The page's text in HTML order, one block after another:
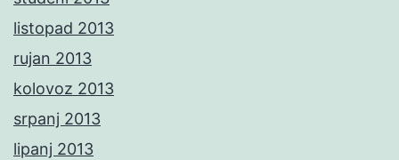
listopad 2013
rujan 2013
kolovoz 2013
srpanj 2013
lipanj 2013